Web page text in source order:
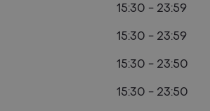
15:30 - 23:59
15:30 - 23:59
15:30 - 23:50
15:30 - 23:50